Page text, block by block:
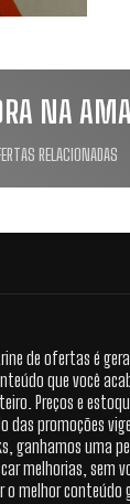
NA
RELACIONADAS
de ofertas é
que você
Preços e
das promoções
ganhamos uma
melhorias, sem
o melhor conteúdo